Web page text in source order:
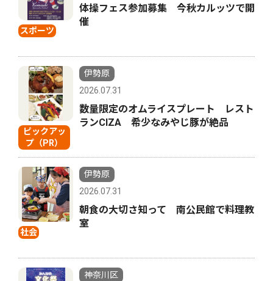
スポーツ
体操フェス参加募集 今秋カルッツで開
催
ピックアッ
プ（PR）
伊勢原
2026.07.31
数量限定のオムライスプレート レスト
ランCIZA 希少なみやじ豚が絶品
社会
伊勢原
2026.07.31
朝食の大切さ知って 南公民館で料理教
室
神奈川区